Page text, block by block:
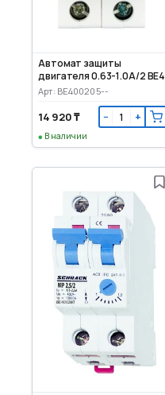
Автомат защиты
двигателя 0.63-1.0А/2 BE4
Арт: BE400205--
14 920 ₸ − +
В наличии